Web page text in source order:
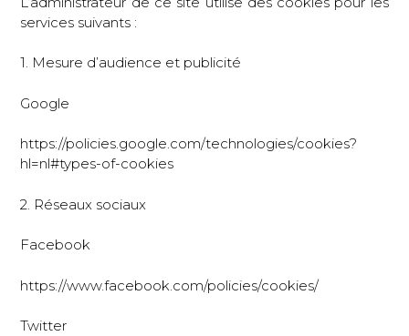
services suivants :
1. Mesure d’audience et publicité
Google
https://policies.google.com/technologies/cookies?
hl=nl#types-of-cookies
2. Réseaux sociaux
Facebook
https://www.facebook.com/policies/cookies/
Twitter